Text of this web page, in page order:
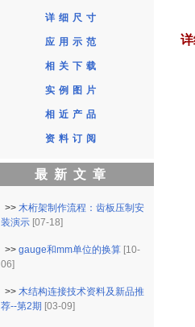
详细尺寸
应用示范
相关下载
实例图片
相近产品
资料订阅
最新文章
>> 木桁架制作流程：齿板压制安
装演示 [07-18]
>> gauge和mm单位的换算 [10-
06]
>> 木结构连接技术资料及新品推
荐--第2期 [03-09]